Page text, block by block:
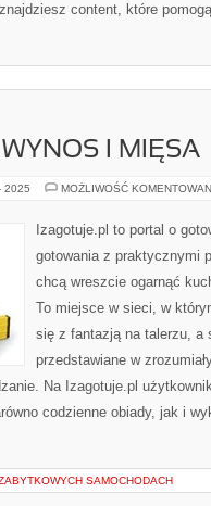
content, które
I MIĘSA
2025 MOŻLIWOŚĆ
Izagotuje.pl to portal o
gotowania z praktycznymi
chcą wreszcie ogarnąć
To miejsce w sieci, w
się z fantazją na talerzu, a
przedstawiane w
Na Izagotuje.pl
codzienne obiady, jak i
SAMOCHODACH